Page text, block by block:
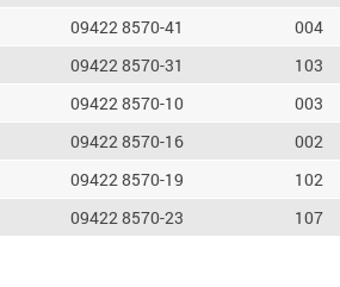
09422 8570-41 004
09422 8570-31 103
09422 8570-10 003
09422 8570-16 002
09422 8570-19 102
09422 8570-23 107